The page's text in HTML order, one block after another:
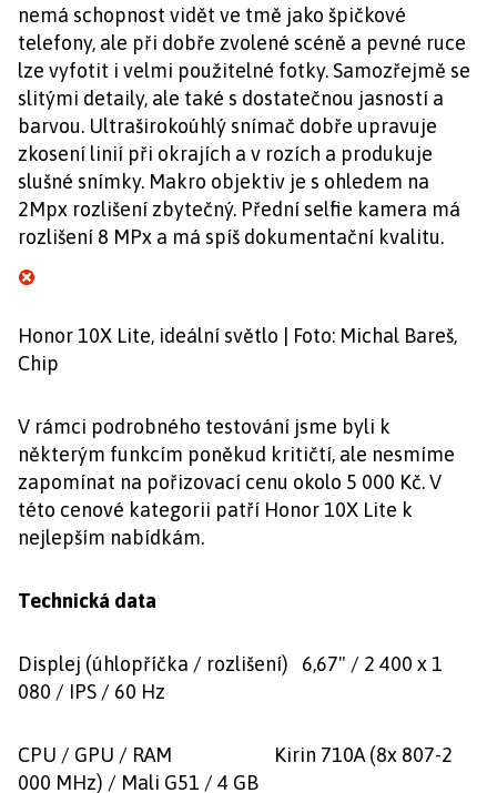
nemá schopnost vidět ve tmě jako špičkové
telefony, ale při dobře zvolené scéně a pevné ruce
lze vyfotit i velmi použitelné fotky. Samozřejmě se
slitými detaily, ale také s dostatečnou jasností a
barvou. Ultraširokoúhlý snímač dobře upravuje
zkosení linií při okrajích a v rozích a produkuje
slušné snímky. Makro objektiv je s ohledem na
2Mpx rozlišení zbytečný. Přední selfie kamera má
rozlišení 8 MPx a má spíš dokumentační kvalitu.
Honor 10X Lite, ideální světlo | Foto: Michal Bareš,
Chip
V rámci podrobného testování jsme byli k
některým funkcím poněkud kritičtí, ale nesmíme
zapomínat na pořizovací cenu okolo 5 000 Kč. V
této cenové kategorii patří Honor 10X Lite k
nejlepším nabídkám.
Technická data
Displej (úhlopříčka / rozlišení) 6,67" / 2 400 x 1
080 / IPS / 60 Hz
CPU / GPU / RAM Kirin 710A (8x 807-2
000 MHz) / Mali G51 / 4 GB